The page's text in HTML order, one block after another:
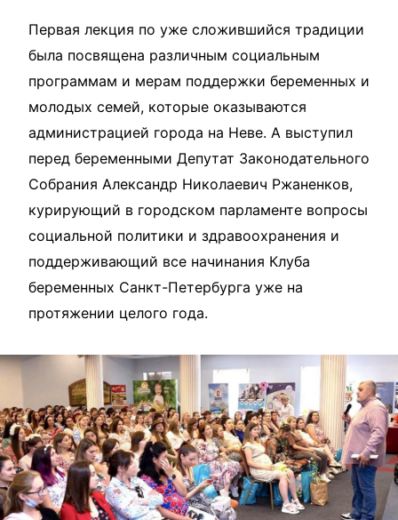
Первая лекция по уже сложившийся традиции
была посвящена различным социальным
программам и мерам поддержки беременных и
молодых семей, которые оказываются
администрацией города на Неве. А выступил
перед беременными Депутат Законодательного
Собрания Александр Николаевич Ржаненков,
курирующий в городском парламенте вопросы
социальной политики и здравоохранения и
поддерживающий все начинания Клуба
беременных Санкт-Петербурга уже на
протяжении целого года.